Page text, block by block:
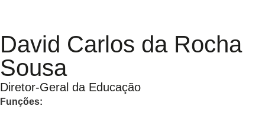
David Carlos da Rocha
Sousa
Diretor-Geral da Educação
Funções: